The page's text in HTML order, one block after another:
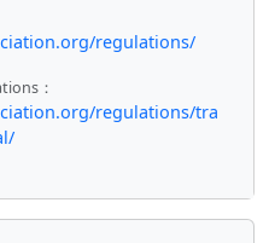
regulations/
：
regulations/tra